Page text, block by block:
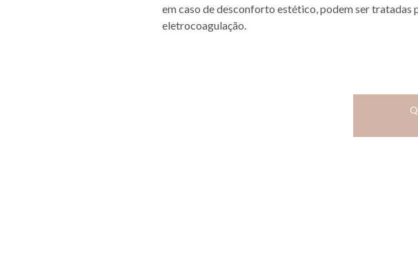
em caso de desconforto estético, podem ser tratadas
eletrocoagulação.